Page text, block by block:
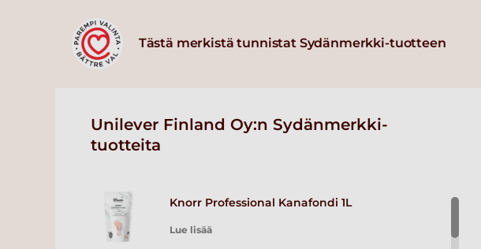
Tästä merkistä tunnistat Sydänmerkki-tuotteen
Unilever Finland Oy:n Sydänmerkki-
tuotteita
Knorr Professional Kanafondi 1L
Lue lisää